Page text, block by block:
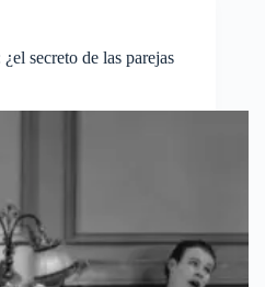
secreto de las parejas